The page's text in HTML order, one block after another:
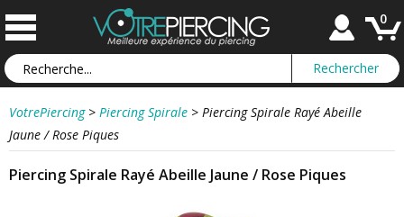
0
VotrePiercing > Piercing Spirale > Piercing Spirale Rayé Abeille
Jaune / Rose Piques
Piercing Spirale Rayé Abeille Jaune / Rose Piques